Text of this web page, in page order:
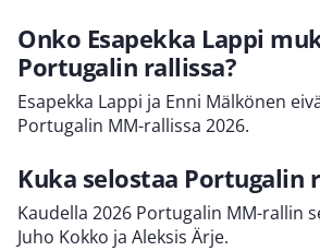
Onko Esapekka Lappi
Portugalin rallissa?
Esapekka Lappi ja Enni Mälkönen
Portugalin MM-rallissa 2026.
Kuka selostaa Portugalin
Kaudella 2026 Portugalin MM-rallin
Juho Kokko ja Aleksis Ärje.